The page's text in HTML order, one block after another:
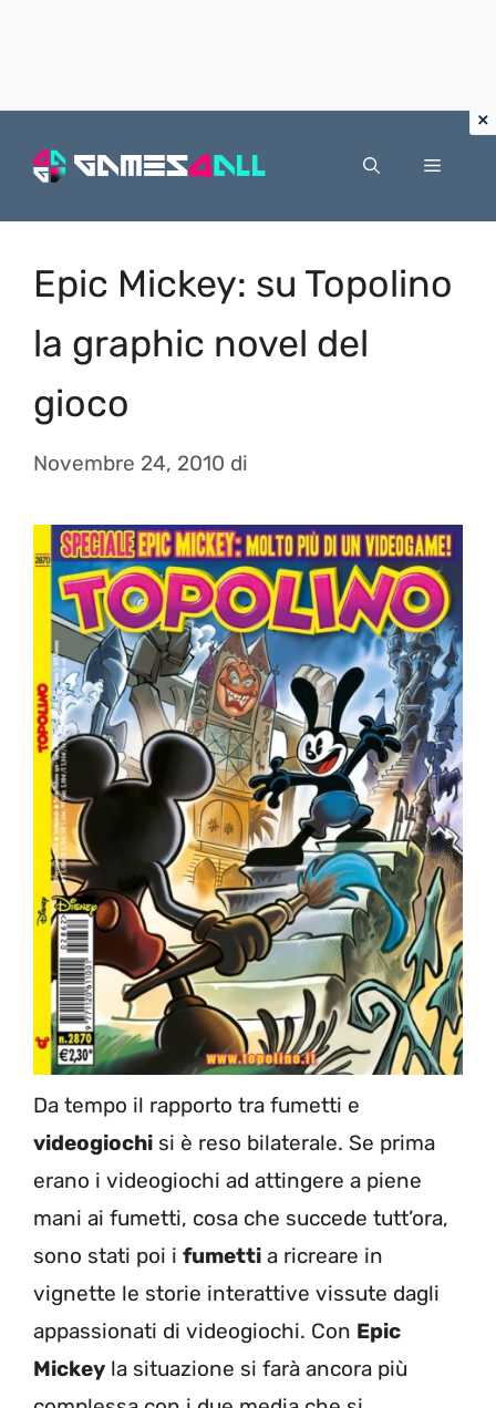
Menu
Epic Mickey: su Topolino
la graphic novel del
gioco
Novembre 24, 2010 di
Da tempo il rapporto tra fumetti e
videogiochi si è reso bilaterale. Se prima
erano i videogiochi ad attingere a piene
mani ai fumetti, cosa che succede tutt’ora,
sono stati poi i fumetti a ricreare in
vignette le storie interattive vissute dagli
appassionati di videogiochi. Con Epic
Mickey la situazione si farà ancora più